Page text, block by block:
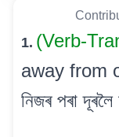
1. (Verb-
away from
নিজৰ পৰা